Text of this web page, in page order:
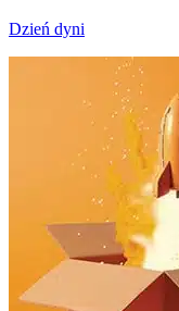
Dzień dyni